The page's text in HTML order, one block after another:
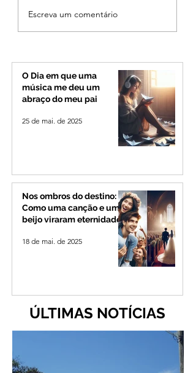
Após desistência,
arrependimento e veto
do partido, Cleitinho é
ao Governo de Minas
Escreva um comentário
O Dia em que uma
música me deu um
abraço do meu pai
25 de mai. de 2025
Nos ombros do destino:
Como uma canção e um
beijo viraram eternidade
18 de mai. de 2025
ÚLTIMAS NOTÍCIAS